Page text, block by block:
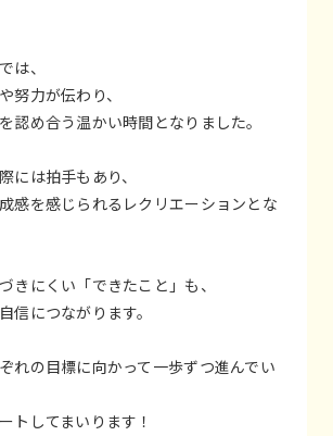
は、
努力が伝わり、
認め合う温かい時間となりました。
には拍手もあり、
感を感じられるレクリエーションとな
きにくい「できたこと」も、
信につながります。
れの目標に向かって一歩ずつ進んでい
トしてまいります！